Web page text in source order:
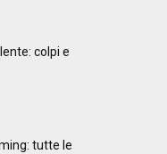
colpi e
tutte le